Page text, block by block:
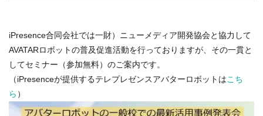
iPresence合同会社では一財）ニューメディア開発協会と協力して
AVATARロボットの普及促進活動を行っておりますが、その一貫と
してセミナー（参加無料）のご案内です。
（iPresenceが提供するテレプレゼンスアバターロボットはこち
ら ）